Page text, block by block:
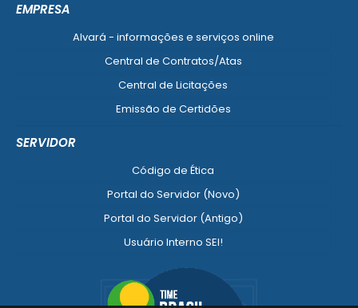
EMPRESA
Alvará - informações e serviços online
Central de Contratos/Atas
Central de Licitações
Emissão de Certidões
SERVIDOR
Código de Ética
Portal do Servidor (Novo)
Portal do Servidor (Antigo)
Usuário Interno SEI!
SISCON
1doc Legado